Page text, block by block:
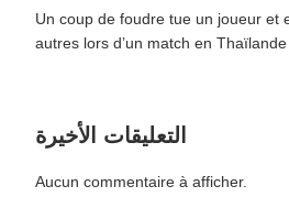
Un coup de foudre tue un joueur et
autres lors d’un match en Thaïlande
التعليقات الأخيرة
Aucun commentaire à afficher.